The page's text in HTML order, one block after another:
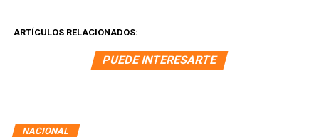
ARTÍCULOS RELACIONADOS:
PUEDE INTERESARTE
NACIONAL